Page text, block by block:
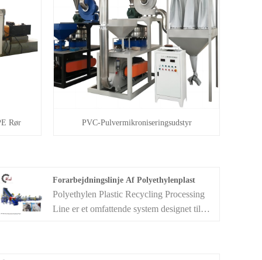
Rør PVC-Pulvermikroniseringsudstyr
Forarbejdningslinje Af Polyethylenplast
Polyethylen Plastic Recycling Processing
Line er et omfattende system designet til